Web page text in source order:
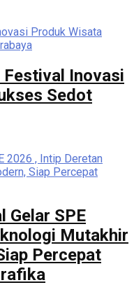
Festival Inovasi
Sedot
Gelar SPE
Mutakhir
Percepat